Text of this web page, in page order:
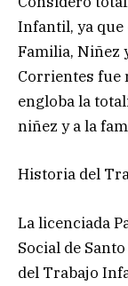
Infantil, ya que
Familia, Niñez
Corrientes fue
engloba la
niñez y a la
Historia del
La licenciada
Social de
del Trabajo